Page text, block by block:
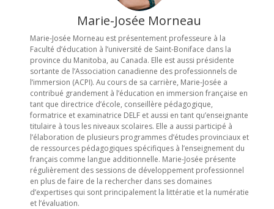
Marie-Josée Morneau
Marie-Josée Morneau est présentement professeure à la
Faculté d’éducation à l’université de Saint-Boniface dans la
province du Manitoba, au Canada. Elle est aussi présidente
sortante de l’Association canadienne des professionnels de
l’immersion (ACPI). Au cours de sa carrière, Marie-Josée a
contribué grandement à l’éducation en immersion française en
tant que directrice d’école, conseillère pédagogique,
formatrice et examinatrice DELF et aussi en tant qu’enseignante
titulaire à tous les niveaux scolaires. Elle a aussi participé à
l’élaboration de plusieurs programmes d’études provinciaux et
de ressources pédagogiques spécifiques à l’enseignement du
français comme langue additionnelle. Marie-Josée présente
régulièrement des sessions de développement professionnel
en plus de faire de la rechercher dans ses domaines
d’expertises qui sont principalement la littératie et la numératie
et l’évaluation.